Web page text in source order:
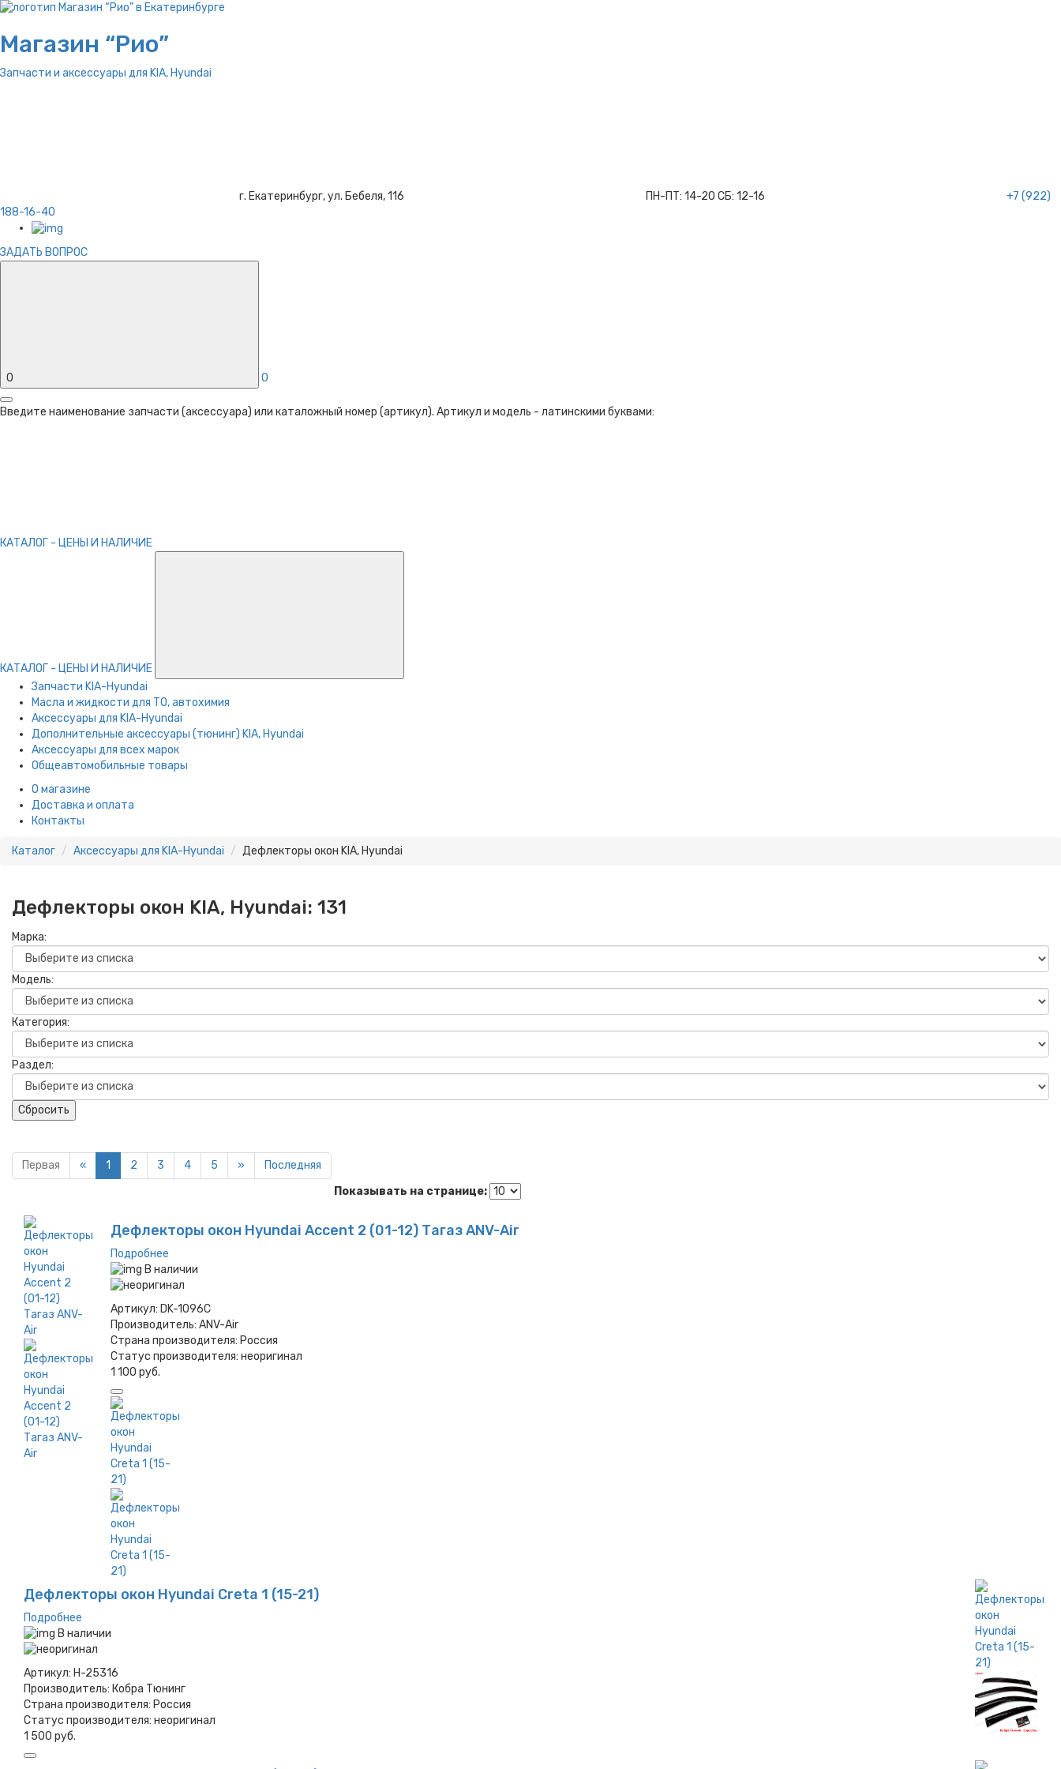
Магазин “Рио”
Запчасти и аксессуары для KIA, Hyundai
г. Екатеринбург, ул. Бебеля, 116 ПН-ПТ: 14-20 СБ: 12-16
+7 (922)
188-16-40
ЗАДАТЬ ВОПРОС
0 0
Введите наименование запчасти (аксессуара) или каталожный номер (артикул). Артикул и модель - латинскими буквами:
КАТАЛОГ - ЦЕНЫ И НАЛИЧИЕ
КАТАЛОГ - ЦЕНЫ И НАЛИЧИЕ
Запчасти KIA-Hyundai
Масла и жидкости для ТО, автохимия
Аксессуары для KIA-Hyundai
Дополнительные аксессуары (тюнинг) KIA, Hyundai
Аксессуары для всех марок
Общеавтомобильные товары
О магазине
Доставка и оплата
Контакты
Каталог Аксессуары для KIA-Hyundai Дефлекторы окон KIA, Hyundai
Дефлекторы окон KIA, Hyundai: 131
Марка:
Модель:
Категория:
Раздел:
Сбросить
Первая « 1 2 3 4 5 »
Последняя
Показывать на странице:
Дефлекторы окон Hyundai Accent 2 (01-12) Тагаз ANV-Air
Подробнее
В наличии
Артикул: DK-1096C
Производитель: ANV-Air
Страна производителя: Россия
Статус производителя: неоригинал
1 100 руб.
Дефлекторы окон Hyundai Creta 1 (15-21)
Подробнее
В наличии
Артикул: H-25316
Производитель: Кобра Тюнинг
Страна производителя: Россия
Статус производителя: неоригинал
1 500 руб.